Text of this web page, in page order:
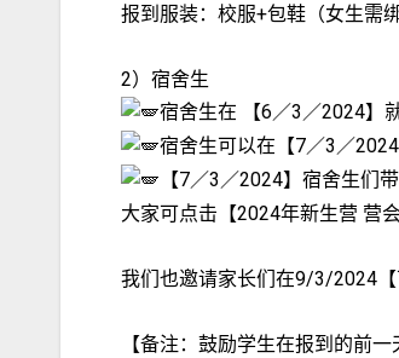
报到服装：校服+包鞋（女生需绑
2）宿舍生
宿舍生在 【6／3／2024】
宿舍生可以在【7／3／
【7／3／2024】宿舍生们
大家可点击【2024年新生营 营
我们也邀请家长们在9/3/2024【
【备注：鼓励学生在报到的前